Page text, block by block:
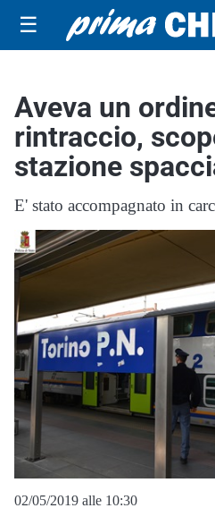
☰
Aveva un
rintraccio,
stazione
E' stato accompagnato in
02/05/2019 alle 10:30